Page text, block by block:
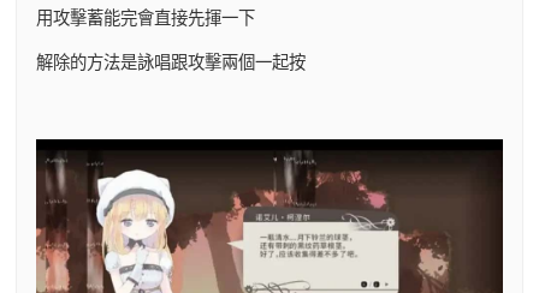
用攻擊蓄能完會直接先揮一下
解除的方法是詠唱跟攻擊兩個一起按